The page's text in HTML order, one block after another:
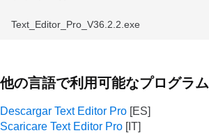
Text_Editor_Pro_V36.2.2.exe
他の言語で利用可能なプログラム
Descargar Text Editor Pro
Scaricare Text Editor Pro